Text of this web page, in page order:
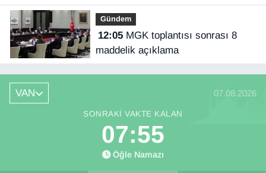
Kayserispor maçı hangi kanalda,
saat kaçta?
Gündem
12:05MGK toplantısı sonrası 8
maddelik açıklama
VAN 07.08.2026
SONRAKI VAKTE KALAN
07:54
Öğle Namazı